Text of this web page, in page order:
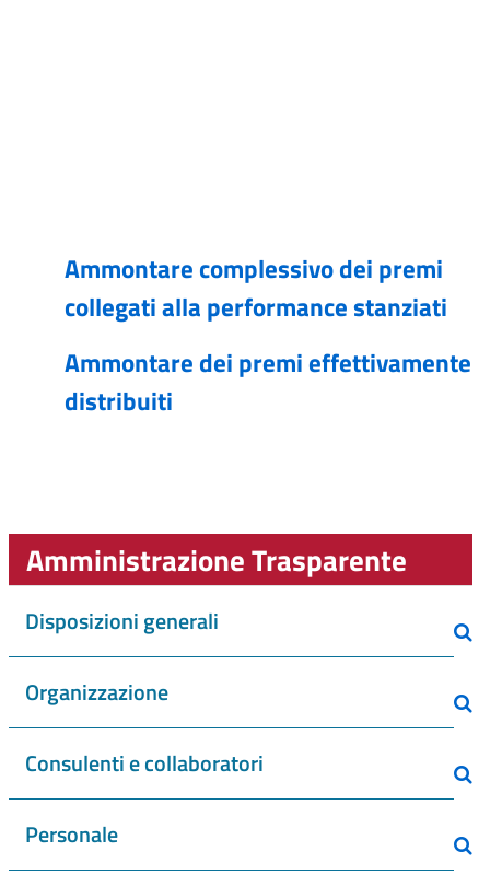
Ammontare complessivo dei premi
collegati alla performance stanziati
Ammontare dei premi effettivamente
distribuiti
Amministrazione Trasparente
Disposizioni generali
Organizzazione
Consulenti e collaboratori
Personale